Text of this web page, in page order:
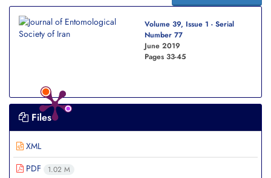
Volume 39, Issue 1 - Serial
Number 77
June 2019
Pages 33-45
Files
XML
PDF
1.02 M